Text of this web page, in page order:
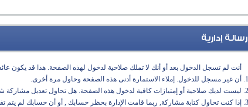
رسالة إدارية
أنت لم تسجل الدخول بعد أو أنك لا تملك صلاحية لدخول لهذه الصفحة. هذا قد يكون
أن غير مسجل للدخول. إملاء الاستمارة أدنى هذه الصفحة وحاول مرة أخرى.
ليست لديك صلاحية أو إمتيازات كافية لدخول هذه الصفحة. هل تحاول تعديل مشاركة
إذا كنت تحاول كتابة مشاركة, ربما قامت الإدارة بحظر حسابك , أو أن حسابك لم يتم